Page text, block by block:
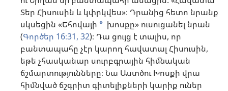
Տեր Հիսուսին և կփրկվես»։ Դրանից հետո նրանք
սկսեցին «Եհովայի a խոսքը» ուսուցանել նրան
(Գործեր 16։31, 32)։ Դա ցույց է տալիս, որ
բանտապահը չէր կարող հավատալ Հիսուսին,
եթե չհասկանար սուրբգրային հիմնական
ճշմարտությունները։ Նա Աստծու Խոսքի վրա
հիմնված ճշգրիտ գիտելիքների կարիք ուներ